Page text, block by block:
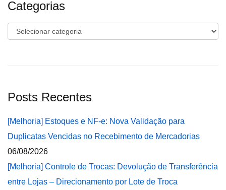
Categorias
Categorias
Posts Recentes
[Melhoria] Estoques e NF-e: Nova Validação para
Duplicatas Vencidas no Recebimento de Mercadorias
06/08/2026
[Melhoria] Controle de Trocas: Devolução de Transferência
entre Lojas – Direcionamento por Lote de Troca